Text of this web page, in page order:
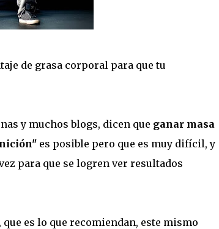
de grasa corporal para que tu
y muchos blogs, dicen que ganar masa
es posible pero que es muy difícil, y
para que se logren ver resultados
es lo que recomiendan, este mismo